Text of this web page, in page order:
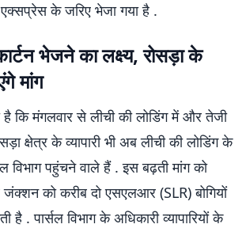
के जरिए भेजा गया है .
भेजने का लक्ष्य, रोसड़ा के
मांग
है कि मंगलवार से लीची की लोडिंग में और तेजी
क्षेत्र के व्यापारी भी अब लीची की लोडिंग के
विभाग पहुंचने वाले हैं . इस बढ़ती मांग को
को करीब दो एसएलआर (SLR) बोगियों
. पार्सल विभाग के अधिकारी व्यापारियों के